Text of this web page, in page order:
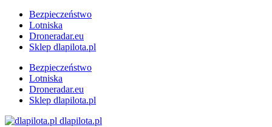
Bezpieczeństwo
Lotniska
Droneradar.eu
Sklep dlapilota.pl
Bezpieczeństwo
Lotniska
Droneradar.eu
Sklep dlapilota.pl
dlapilota.pl